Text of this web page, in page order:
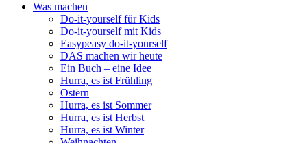
Was machen
Do-it-yourself für Kids
Do-it-yourself mit Kids
Easypeasy do-it-yourself
DAS machen wir heute
Ein Buch – eine Idee
Hurra, es ist Frühling
Ostern
Hurra, es ist Sommer
Hurra, es ist Herbst
Hurra, es ist Winter